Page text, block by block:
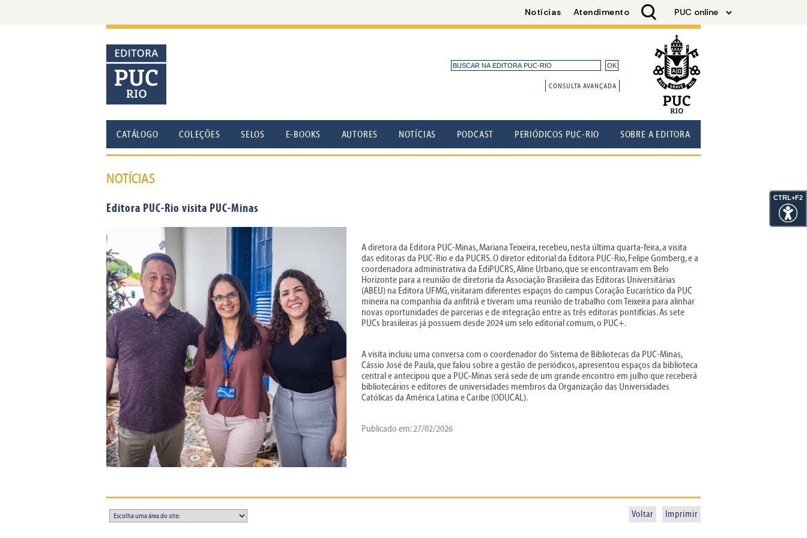
CTRL+F2
CONSULTA AVANÇADA
CATÁLOGO COLEÇÕES SELOS E-BOOKS AUTORES NOTÍCIAS PODCAST PERIÓDICOS PUC-RIO SOBRE A EDITORA
NOTÍCIAS
Editora PUC-Rio visita PUC-Minas
A diretora da Editora PUC-Minas, Mariana Teixeira, recebeu, nesta última quarta-feira, a visita
das editoras da PUC-Rio e da PUCRS. O diretor editorial da Editora PUC-Rio, Felipe Gomberg, e a
coordenadora administrativa da EdiPUCRS, Aline Urbano, que se encontravam em Belo
Horizonte para a reunião de diretoria da Associação Brasileira das Editoras Universitárias
(ABEU) na Editora UFMG, visitaram diferentes espaços do campus Coração Eucarístico da PUC
mineira na companhia da anfitriã e tiveram uma reunião de trabalho com Teixeira para alinhar
novas oportunidades de parcerias e de integração entre as três editoras pontifícias. As sete
PUCs brasileiras já possuem desde 2024 um selo editorial comum, o PUC+.
A visita incluiu uma conversa com o coordenador do Sistema de Bibliotecas da PUC-Minas,
Cássio José de Paula, que falou sobre a gestão de periódicos, apresentou espaços da biblioteca
central e antecipou que a PUC-Minas será sede de um grande encontro em julho que receberá
bibliotecários e editores de universidades membros da Organização das Universidades
Católicas da América Latina e Caribe (ODUCAL).
Publicado em: 27/02/2026
Imprimir
Voltar